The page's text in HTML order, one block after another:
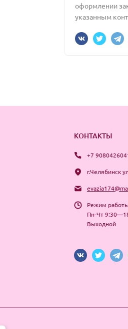
оформлении
указанным
КОНТАКТЫ
+7
г.Челябинск
Режим
Пн-Чт
Выходной